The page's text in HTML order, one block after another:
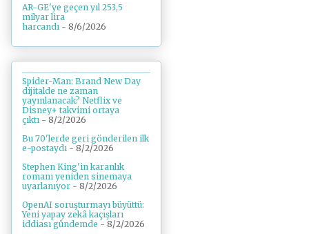
AR-GE'ye geçen yıl 253,5
milyar lira
harcandı - 8/6/2026
Spider-Man: Brand New Day
dijitalde ne zaman
yayınlanacak? Netflix ve
Disney+ takvimi ortaya
çıktı - 8/2/2026
Bu 70'lerde geri gönderilen ilk
e-postaydı - 8/2/2026
Stephen King'in karanlık
romanı yeniden sinemaya
uyarlanıyor - 8/2/2026
OpenAI soruşturmayı büyüttü:
Yeni yapay zekâ kaçışları
iddiası gündemde - 8/2/2026